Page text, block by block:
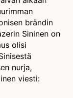
brändin
Sininen on
olisi
nurja,
viesti: